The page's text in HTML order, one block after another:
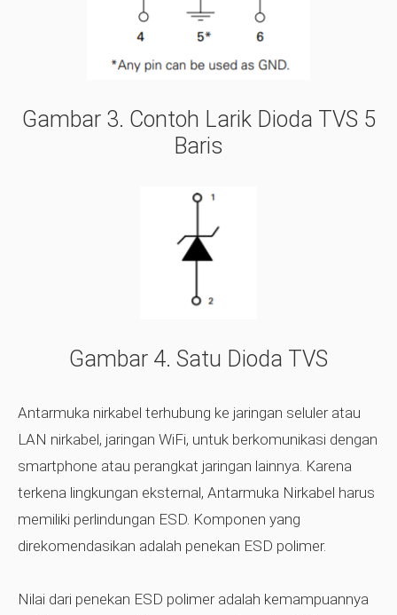
Gambar 3. Contoh Larik Dioda TVS 5
Baris
Gambar 4. Satu Dioda TVS
Antarmuka nirkabel terhubung ke jaringan seluler atau
LAN nirkabel, jaringan WiFi, untuk berkomunikasi dengan
smartphone atau perangkat jaringan lainnya. Karena
terkena lingkungan eksternal, Antarmuka Nirkabel harus
memiliki perlindungan ESD. Komponen yang
direkomendasikan adalah penekan ESD polimer.
Nilai dari penekan ESD polimer adalah kemampuannya